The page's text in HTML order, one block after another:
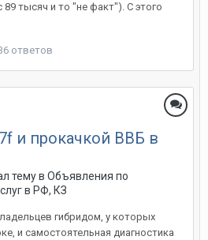
89 тысяч и то "не факт"). С этого
ответов
и прокачкой ВВБ в
тему в Объявления по
в РФ, КЗ
гибридом, у которых
и самостоятельная диагностика